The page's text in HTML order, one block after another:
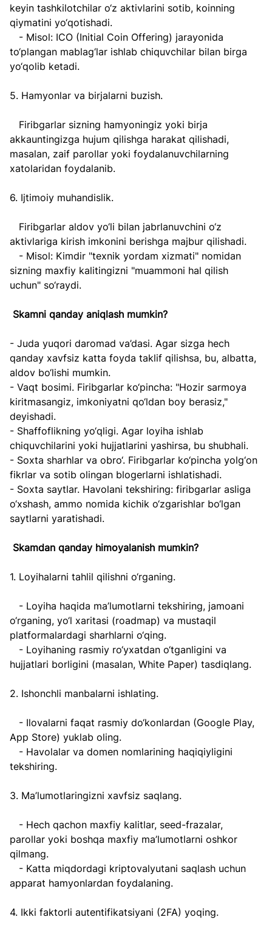
keyin tashkilotchilar o‘z aktivlarini sotib, koinning
qiymatini yo‘qotishadi.
to‘plangan mablag‘lar ishlab chiquvchilar bilan birga
yo‘qolib ketadi.
5. Hamyonlar va birjalarni buzish.
akkauntingizga hujum qilishga harakat qilishadi,
masalan, zaif parollar yoki foydalanuvchilarning
xatolaridan foydalanib.
6. Ijtimoiy muhandislik.
aktivlariga kirish imkonini berishga majbur qilishadi.
sizning maxfiy kalitingizni "muammoni hal qilish
uchun" so‘raydi.
Skamni qanday aniqlash mumkin?
- Juda yuqori daromad va’dasi. Agar sizga hech
qanday xavfsiz katta foyda taklif qilishsa, bu, albatta,
aldov bo‘lishi mumkin.
- Vaqt bosimi. Firibgarlar ko‘pincha: "Hozir sarmoya
kiritmasangiz, imkoniyatni qo‘ldan boy berasiz,"
deyishadi.
- Shaffoflikning yo‘qligi. Agar loyiha ishlab
chiquvchilarini yoki hujjatlarini yashirsa, bu shubhali.
- Soxta sharhlar va obro‘. Firibgarlar ko‘pincha yolg‘on
fikrlar va sotib olingan blogerlarni ishlatishadi.
- Soxta saytlar. Havolani tekshiring: firibgarlar asliga
o‘xshash, ammo nomida kichik o‘zgarishlar bo‘lgan
saytlarni yaratishadi.
Skamdan qanday himoyalanish mumkin?
1. Loyihalarni tahlil qilishni o‘rganing.
o‘rganing, yo‘l xaritasi (roadmap) va mustaqil
platformalardagi sharhlarni o‘qing.
hujjatlari borligini (masalan, White Paper) tasdiqlang.
2. Ishonchli manbalarni ishlating.
App Store) yuklab oling.
tekshiring.
3. Ma’lumotlaringizni xavfsiz saqlang.
parollar yoki boshqa maxfiy ma’lumotlarni oshkor
qilmang.
apparat hamyonlardan foydalaning.
4. Ikki faktorli autentifikatsiyani (2FA) yoqing.